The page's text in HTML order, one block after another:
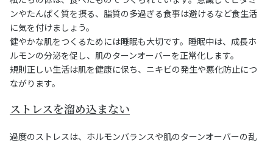
ンやたんぱく質を摂る、脂質の多過ぎる食事は避けるなど食生活
に気を付けましょう。
健やかな肌をつくるためには睡眠も大切です。睡眠中は、成長ホ
ルモンの分泌を促し、肌のターンオーバーを正常化します。
規則正しい生活は肌を健康に保ち、ニキビの発生や悪化防止につ
ながります。
ストレスを溜め込まない
過度のストレスは、ホルモンバランスや肌のターンオーバーの乱